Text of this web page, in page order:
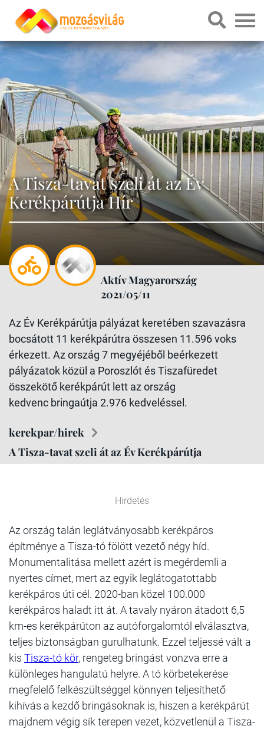
A Tisza-tavat szeli át az Év
Kerékpárútja Hír
Aktív Magyarország
2021/05/11
Az Év Kerékpárútja pályázat keretében szavazásra
bocsátott 11 kerékpárútra összesen 11.596 voks
érkezett. Az ország 7 megyéjéből beérkezett
pályázatok közül a Poroszlót és Tiszafüredet
összekötő kerékpárút lett az ország
kedvenc bringaútja 2.976 kedveléssel.
kerekpar/hirek
A Tisza-tavat szeli át az Év Kerékpárútja
Hirdetés
Az ország talán leglátványosabb kerékpáros
építménye a Tisza-tó fölött vezető négy híd.
Monumentalitása mellett azért is megérdemli a
nyertes címet, mert az egyik leglátogatottabb
kerékpáros úti cél. 2020-ban közel 100.000
kerékpáros haladt itt át. A tavaly nyáron átadott 6,5
km-es kerékpárúton az autóforgalomtól elválasztva,
teljes biztonságban gurulhatunk. Ezzel teljessé vált a
kis Tisza-tó kör, rengeteg bringást vonzva erre a
különleges hangulatú helyre. A tó körbetekerése
megfelelő felkészültséggel könnyen teljesíthető
kihívás a kezdő bringásoknak is, hiszen a kerékpárút
majdnem végig sík terepen vezet, közvetlenül a Tisza-